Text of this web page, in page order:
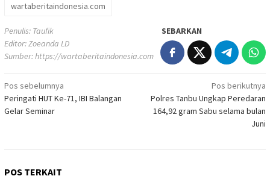
wartaberitaindonesia.com
Penulis: Taufik
Editor: Zoeanda LD
Sumber:https://wartaberitaindonesia.com
SEBARKAN
Navigasi
pos
Pos sebelumnya
Peringati HUT Ke-71, IBI Balangan
Gelar Seminar
Pos berikutnya
Polres Tanbu Ungkap Peredaran
164,92 gram Sabu selama bulan
Juni
POS TERKAIT